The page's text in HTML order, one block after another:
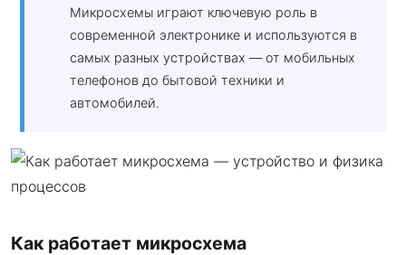
Микросхемы играют ключевую роль в
современной электронике и используются в
самых разных устройствах — от мобильных
телефонов до бытовой техники и
автомобилей.
Как работает микросхема